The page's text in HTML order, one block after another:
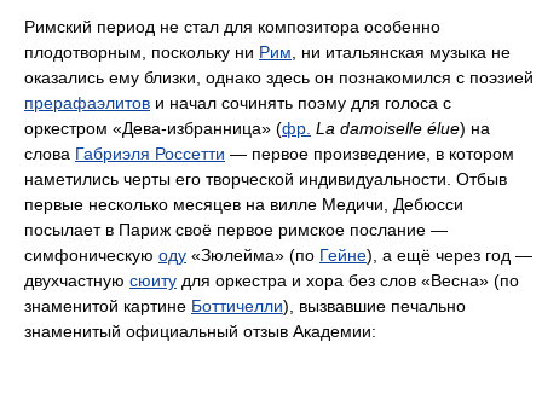
Римский период не стал для композитора особенно
плодотворным, поскольку ни Рим, ни итальянская музыка не
оказались ему близки, однако здесь он познакомился с поэзией
прерафаэлитов и начал сочинять поэму для голоса с
оркестром «Дева-избранница» (фр. La damoiselle élue) на
слова Габриэля Россетти — первое произведение, в котором
наметились черты его творческой индивидуальности. Отбыв
первые несколько месяцев на вилле Медичи, Дебюсси
посылает в Париж своё первое римское послание —
симфоническую оду «Зюлейма» (по Гейне), а ещё через год —
двухчастную сюиту для оркестра и хора без слов «Весна» (по
знаменитой картине Боттичелли), вызвавшие печально
знаменитый официальный отзыв Академии: